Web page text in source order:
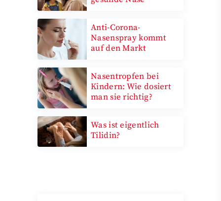
Anti-Corona-
Nasenspray kommt
auf den Markt
Nasentropfen bei
Kindern: Wie dosiert
man sie richtig?
Was ist eigentlich
Tilidin?